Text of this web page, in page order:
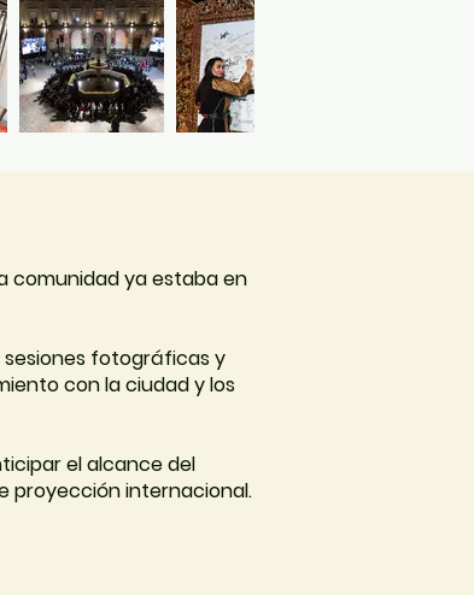
comunidad ya estaba en
fotográficas y
con la ciudad y los
el alcance del
proyección internacional.